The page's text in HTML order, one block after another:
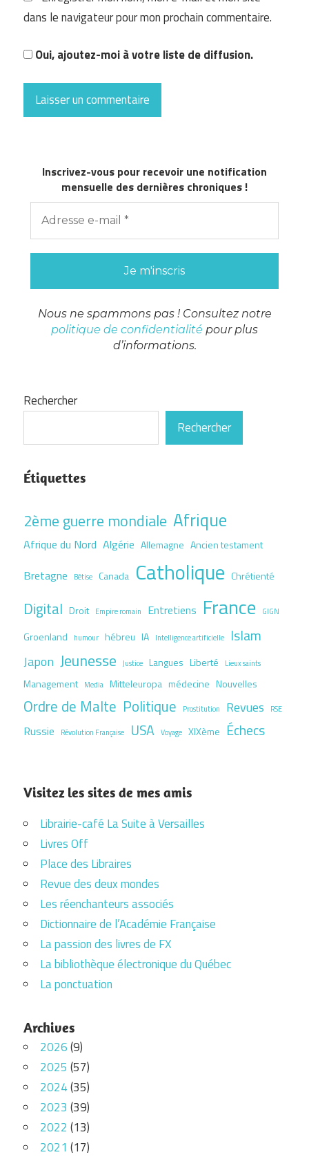
dans le navigateur pour mon prochain commentaire.
Oui, ajoutez-moi à votre liste de diffusion.
Inscrivez-vous pour recevoir une notification
mensuelle des dernières chroniques !
Nous ne spammons pas ! Consultez notre
politique de confidentialité pour plus
d’informations.
Rechercher
Rechercher
Étiquettes
2ème guerre mondiale Afrique
Afrique du Nord Algérie Allemagne Ancien testament
Bretagne Bêtise Canada Catholique Chrétienté
Digital Droit Empire romain Entretiens France GIGN
Groenland humour hébreu IA Intelligence artificielle Islam
Japon Jeunesse Justice Langues Liberté Lieux saints
Management Media Mitteleuropa médecine Nouvelles
Ordre de Malte Politique Prostitution Revues RSE
Russie Révolution Française USA Voyage XIXème Échecs
Visitez les sites de mes amis
Librairie-café La Suite à Versailles
Livres Off
Place des Libraires
Revue des deux mondes
Les réenchanteurs associés
Dictionnaire de l’Académie Française
La passion des livres de FX
La bibliothèque électronique du Québec
La ponctuation
Archives
2026(9)
2025 (57)
2024(35)
2023 (39)
2022 (13)
2021 (17)